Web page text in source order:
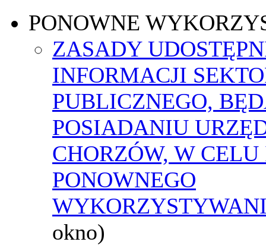
PONOWNE
ZASADY
INFORMACJI
PUBLICZNEGO,
POSIADANIU
CHORZÓW, W
PONOWNEGO
okno)